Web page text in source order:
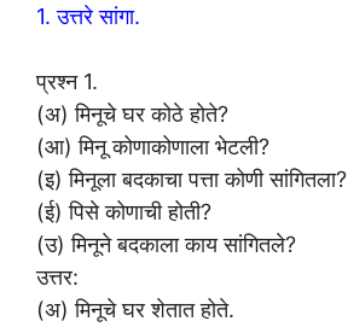
1. उत्तरे सांगा.
प्रश्न 1.
(अ) मिनूचे घर कोठे होते?
(आ) मिनू कोणाकोणाला भेटली?
(इ) मिनूला बदकाचा पत्ता कोणी सांगितला?
(ई) पिसे कोणाची होती?
(उ) मिनूने बदकाला काय सांगितले?
उत्तर:
(अ) मिनूचे घर शेतात होते.